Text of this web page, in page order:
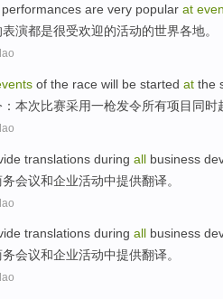
performances are very popular at
表演都是很受欢迎的活动的世界各地。
of the race will be started at the
本次比赛采用一枪发令所有项目 同时
translations during all business
会议和企业活动中提供翻译。
translations during all business
会议和企业活动中提供翻译。